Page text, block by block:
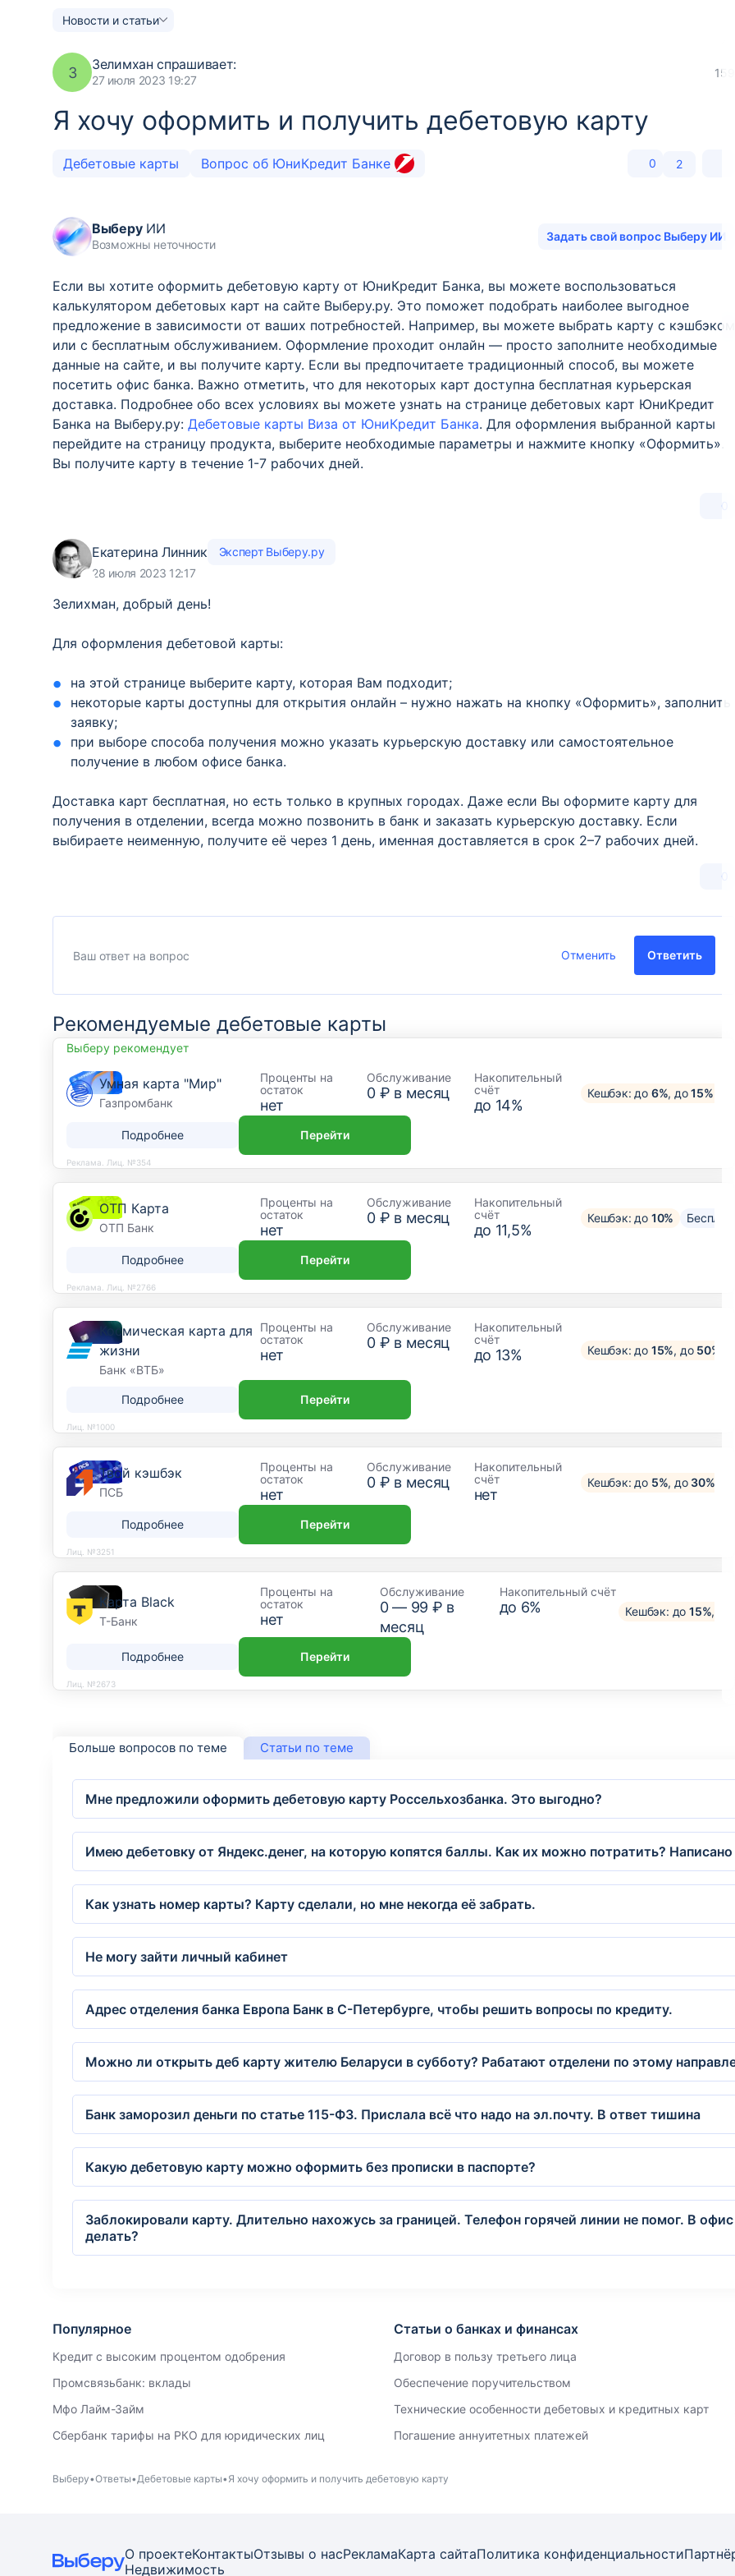
Новости и статьи
З Зелимхан спрашивает:
27 июля 2023 19:27
159
Я хочу оформить и получить дебетовую карту
Дебетовые карты Вопрос об ЮниКредит Банке 0 2
ВыберуИИ
Возможны неточности
Задать свой вопрос Выберу ИИ
Если вы хотите оформить дебетовую карту от ЮниКредит Банка, вы можете воспользоваться
калькулятором дебетовых карт на сайте Выберу.ру. Это поможет подобрать наиболее выгодное
предложение в зависимости от ваших потребностей. Например, вы можете выбрать карту с кэшбэком
или с бесплатным обслуживанием. Оформление проходит онлайн — просто заполните необходимые
данные на сайте, и вы получите карту. Если вы предпочитаете традиционный способ, вы можете
посетить офис банка. Важно отметить, что для некоторых карт доступна бесплатная курьерская
доставка. Подробнее обо всех условиях вы можете узнать на странице дебетовых карт ЮниКредит
Банка на Выберу.ру: Дебетовые карты Виза от ЮниКредит Банка. Для оформления выбранной карты
перейдите на страницу продукта, выберите необходимые параметры и нажмите кнопку «Оформить».
Вы получите карту в течение 1-7 рабочих дней.
0
Екатерина Линник
Эксперт Выберу.ру
28 июля 2023 12:17
Зелихман, добрый день!
Для оформления дебетовой карты:
на этой странице выберите карту, которая Вам подходит;
некоторые карты доступны для открытия онлайн – нужно нажать на кнопку «Оформить», заполнить
заявку;
при выборе способа получения можно указать курьерскую доставку или самостоятельное
получение в любом офисе банка.
Доставка карт бесплатная, но есть только в крупных городах. Даже если Вы оформите карту для
получения в отделении, всегда можно позвонить в банк и заказать курьерскую доставку. Если
выбираете неименную, получите её через 1 день, именная доставляется в срок 2–7 рабочих дней.
0
Отменить Ответить
Рекомендуемые дебетовые карты
Выберу рекомендует
Умная карта "Мир"
Газпромбанк
Проценты на
остаток
нет
Обслуживание
0 ₽ в месяц
Накопительный
счёт
до 14%
Кешбэк: до 6%, до15%
Подробнее Перейти
Реклама. Лиц. №354
ОТП Карта
ОТП Банк
Проценты на
остаток
нет
Обслуживание
0 ₽ в месяц
Накопительный
счёт
до 11,5%
Кешбэк: до 10%
Подробнее Перейти
Реклама. Лиц. №2766
Космическая карта для
жизни
Банк «ВТБ»
Проценты на
остаток
нет
Обслуживание
0 ₽ в месяц
Накопительный
счёт
до 13% Кешбэк: до 15%, до 50%
Подробнее Перейти
Лиц. №1000
Твой кэшбэк
ПСБ
Проценты на
остаток
нет
Обслуживание
0 ₽ в месяц
Накопительный
счёт
нет
Кешбэк: до 5%, до 30%
Подробнее Перейти
Лиц. №3251
Карта Black
Т-Банк
Проценты на
остаток
нет
Обслуживание
0 — 99 ₽ в
месяц
Накопительный счёт
до 6% Кешбэк: до15%, до
Подробнее Перейти
Лиц. №2673
Больше вопросов по теме Статьи по теме
Мне предложили оформить дебетовую карту Россельхозбанка. Это выгодно?
Имею дебетовку от Яндекс.денег, на которую копятся баллы. Как их можно потратить? Написано
Как узнать номер карты? Карту сделали, но мне некогда её забрать.
Не могу зайти личный кабинет
Адрес отделения банка Европа Банк в С-Петербурге, чтобы решить вопросы по кредиту.
Можно ли открыть деб карту жителю Беларуси в субботу? Рабатают отделени по этому
Банк заморозил деньги по статье 115-Ф3. Прислала всё что надо на эл.почту. В ответ тишина
Какую дебетовую карту можно оформить без прописки в паспорте?
Заблокировали карту. Длительно нахожусь за границей. Телефон горячей линии не помог. В
делать?
Популярное
Кредит с высоким процентом одобрения
Промсвязьбанк: вклады
Мфо Лайм-Займ
Сбербанк тарифы на РКО для юридических лиц
Статьи о банках и финансах
Договор в пользу третьего лица
Обеспечение поручительством
Технические особенности дебетовых и кредитных карт
Погашение аннуитетных платежей
Выберу Ответы Дебетовые карты Я хочу оформить и получить дебетовую карту
О проектеКонтактыОтзывы о насРекламаКарта сайтаПолитика конфиденциальности
Недвижимость